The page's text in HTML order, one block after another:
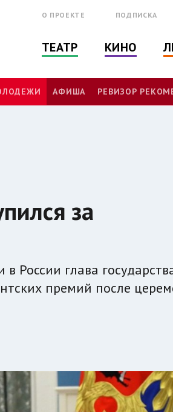
О ПРОЕКТЕ ПОДПИСКА
ТЕАТР КИНО
АФИША РЕВИЗОР
за
России глава
премий после